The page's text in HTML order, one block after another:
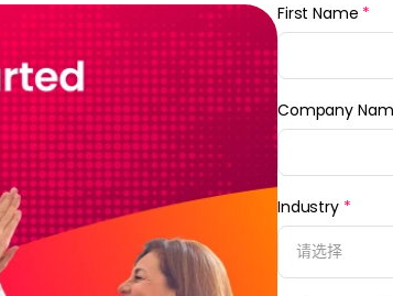
First Name *
Company
Industry *
请选择